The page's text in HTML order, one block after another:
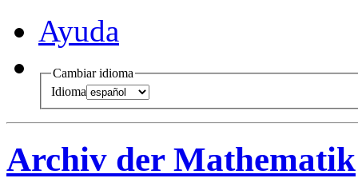
Ayuda
Cambiar idioma
Idioma
Archiv der Mathematik